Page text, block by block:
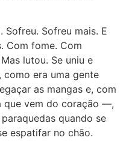
Sofreu. Sofreu mais. E
Com fome. Com
lutou. Se uniu e
como era uma gente
as mangas e, com
vem do coração —,
quando se
espatifar no chão.